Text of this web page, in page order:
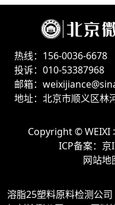
热线：156-0036-6678
投诉：010-53387968
邮箱：
地址：北京市顺义区林
Copyright ©WEIXI
ICP备案： 京
网站地
溶脂25塑料原料检测公司